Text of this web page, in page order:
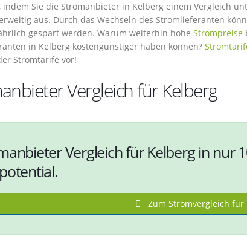
indem Sie die Stromanbieter in Kelberg einem Vergleich
aus. Durch das Wechseln des Stromlieferanten
gespart werden. Warum weiterhin hohe Strompreise
in Kelberg kostengünstiger haben können?
Stromtarife vor!
Vergleich für Kelberg
Vergleich für Kelberg in nur
Zum Stromvergleich für